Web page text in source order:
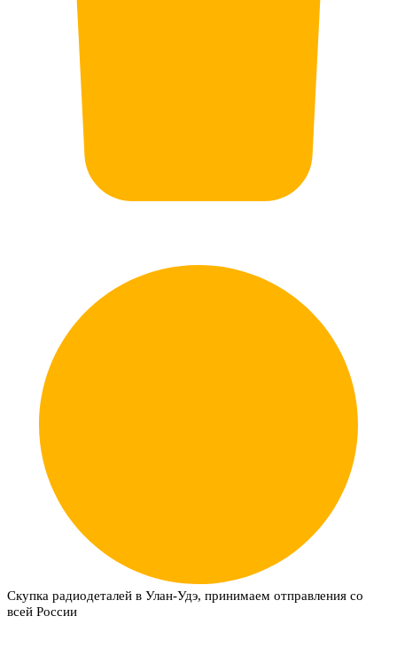
Скупка радиодеталей в Улан-Удэ, принимаем отправления со
всей России